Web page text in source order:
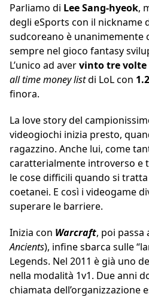
Parliamo di Lee Sang-hyeok,
degli eSports con il nickname
sudcoreano è unanimemente
sempre nel gioco fantasy
L’unico ad avervinto tre volte
all time money listdi LoL con
finora.
La love story del
videogiochi inizia presto,
ragazzino. Anche lui, come
caratterialmente introverso e
le cose difficili quando si
coetanei. E così i videogame
superare le barriere.
Inizia con Warcraft, poi passa
Ancients), infine sbarca sulle
Legends. Nel 2011 è già uno
nella modalità 1v1. Due anni
chiamata dell’organizzazione